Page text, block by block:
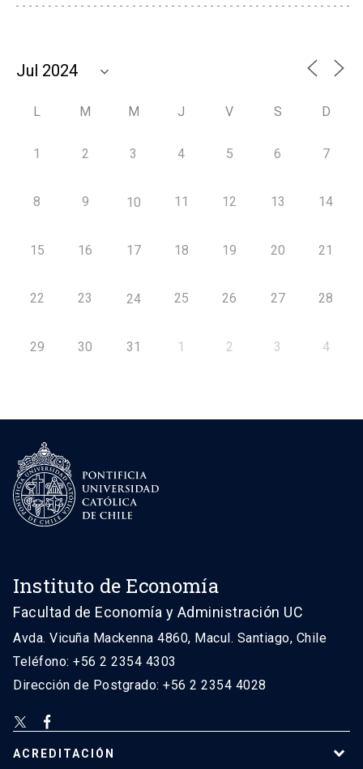
L M M J V S D
1 2 3 4 5 6 7
8 9 10 11 12 13 14
15 16 17 18 19 20 21
22 23 24 25 26 27 28
29 30 31 1 2 3 4
Instituto de Economía
Facultad de Economía y Administración UC
Avda. Vicuña Mackenna 4860, Macul. Santiago, Chile
Teléfono: +56 2 2354 4303
Dirección de Postgrado: +56 2 2354 4028
ACREDITACIÓN